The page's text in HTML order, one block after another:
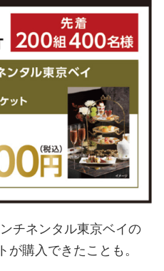
チネンタル東京ベイの
が購入できたことも。